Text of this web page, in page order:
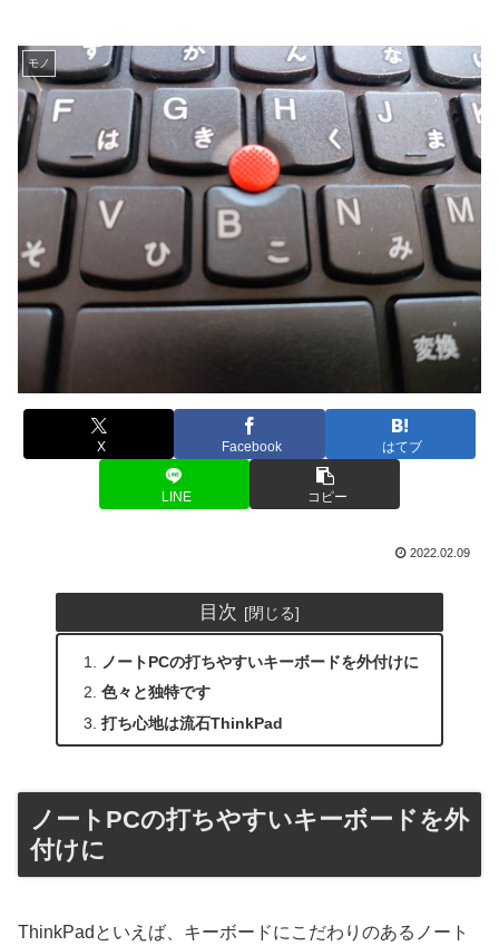
モノ
X Facebook はてブ
LINE コピー
2022.02.09
目次
ノートPCの打ちやすいキーボードを外付けに
色々と独特です
打ち心地は流石ThinkPad
ノートPCの打ちやすいキーボードを外
付けに
ThinkPadといえば、キーボードにこだわりのあるノート